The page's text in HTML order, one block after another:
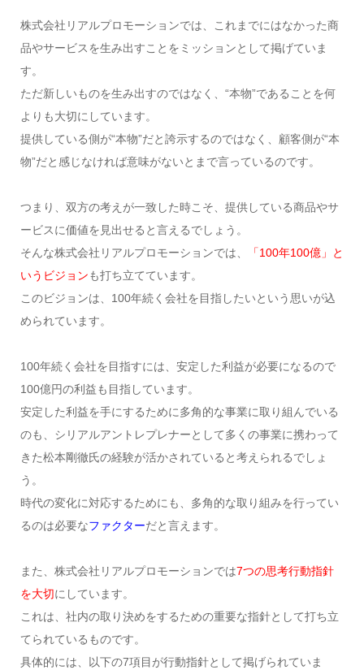
株式会社リアルプロモーションでは、これまでにはなかった商
品やサービスを生み出すことをミッションとして掲げていま
す。
ただ新しいものを生み出すのではなく、“本物”であることを何
よりも大切にしています。
提供している側が“本物”だと誇示するのではなく、顧客側が“本
物”だと感じなければ意味がないとまで言っているのです。
つまり、双方の考えが一致した時こそ、提供している商品やサ
ービスに価値を見出せると言えるでしょう。
そんな株式会社リアルプロモーションでは、
「100年100億」と
いうビジョンも打ち立てています。
このビジョンは、100年続く会社を目指したいという思いが込
められています。
100年続く会社を目指すには、安定した利益が必要になるので
100億円の利益も目指しています。
安定した利益を手にするために多角的な事業に取り組んでいる
のも、シリアルアントレプレナーとして多くの事業に携わって
きた松本剛徹氏の経験が活かされていると考えられるでしょ
う。
時代の変化に対応するためにも、多角的な取り組みを行ってい
るのは必要なファクターだと言えます。
また、株式会社リアルプロモーションでは7つの思考行動指針
を大切にしています。
これは、社内の取り決めをするための重要な指針として打ち立
てられているものです。
具体的には、以下の7項目が行動指針として掲げられていま